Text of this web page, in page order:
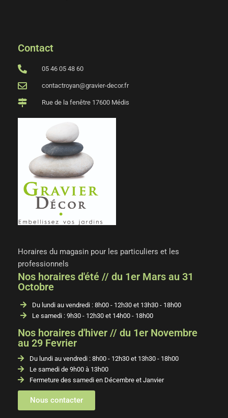
Contact
05 46 05 48 60
contactroyan@gravier-decor.fr
Rue de la fenêtre 17600 Médis
Horaires du magasin pour les particuliers et les
professionnels
Nos horaires d'été // du 1er Mars au 31
Octobre
Du lundi au vendredi : 8h00 - 12h30 et 13h30 - 18h00
Le samedi : 9h30 - 12h30 et 14h00 - 18h00
Nos horaires d'hiver // du 1er Novembre
au 29 Fevrier
Du lundi au vendredi : 8h00 - 12h30 et 13h30 - 18h00
Le samedi de 9h00 à 13h00
Fermeture des samedi en Décembre et Janvier
Nous contacter